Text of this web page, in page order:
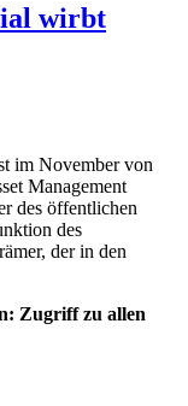
wirbt
im November von
Management
des öffentlichen
des
der in den
Zugriff zu allen